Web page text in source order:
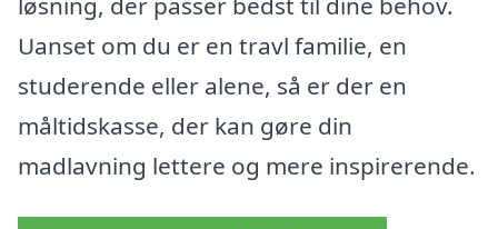
Uanset om du er en travl familie, en
studerende eller alene, så er der en
måltidskasse, der kan gøre din
madlavning lettere og mere inspirerende.